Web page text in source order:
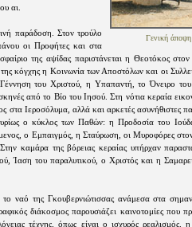
Γενική
αι.
παράδοση. Στον τρούλο
οι Προφήτες και στα
της αψίδας παριστάνεται η Θεοτόκος
κόγχης η Κοινωνία των Αποστόλων και οι
Γέννηση του Χριστού, η Υπαπαντή, το Όνειρο
από το Βίο του Ιησού. Στη νότια κεραία
Ιεροσόλυμα, αλλά και αρκετές ασυνήθιστες
ο κύκλος των Παθών: η Προδοσία του
ο Εμπαιγμός, η Σταύρωση, οι Μυροφόρες
καμάρα της βόρειας κεραίας υπήρχαν
Ίαση του παραλυτικού, ο Χριστός και η
ναό της Γκουβερνιώτισσας ανάμεσα στα
διάκοσμος παρουσιάζει καινοτομίες που
τέχνης, όπως είναι ο ισχυρός ρεαλισμός,